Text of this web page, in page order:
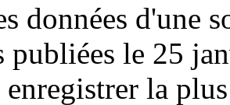
données d'une
publiées le 25
la